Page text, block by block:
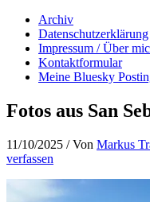
Archiv
Datenschutzerklärung
Impressum / Über
Kontaktformular
Meine Bluesky
Fotos aus San
11/10/2025 / Von Markus
verfassen